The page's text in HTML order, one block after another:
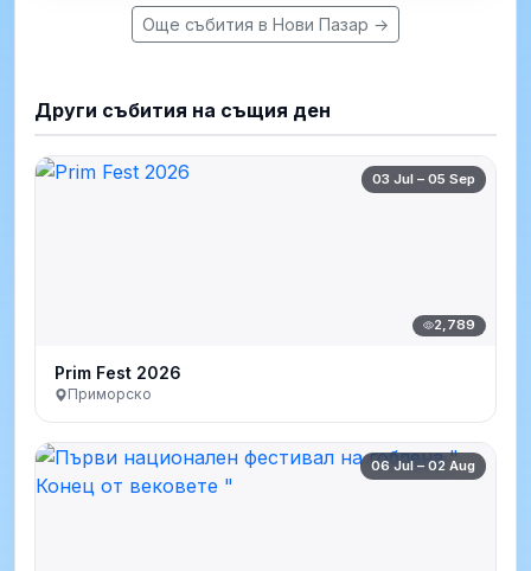
Още събития в Нови Пазар →
Други събития на същия ден
03 Jul – 05 Sep
2,789
Prim Fest 2026
Приморско
06 Jul – 02 Aug